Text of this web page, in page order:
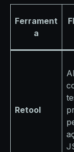
Ferrament
a
Retool